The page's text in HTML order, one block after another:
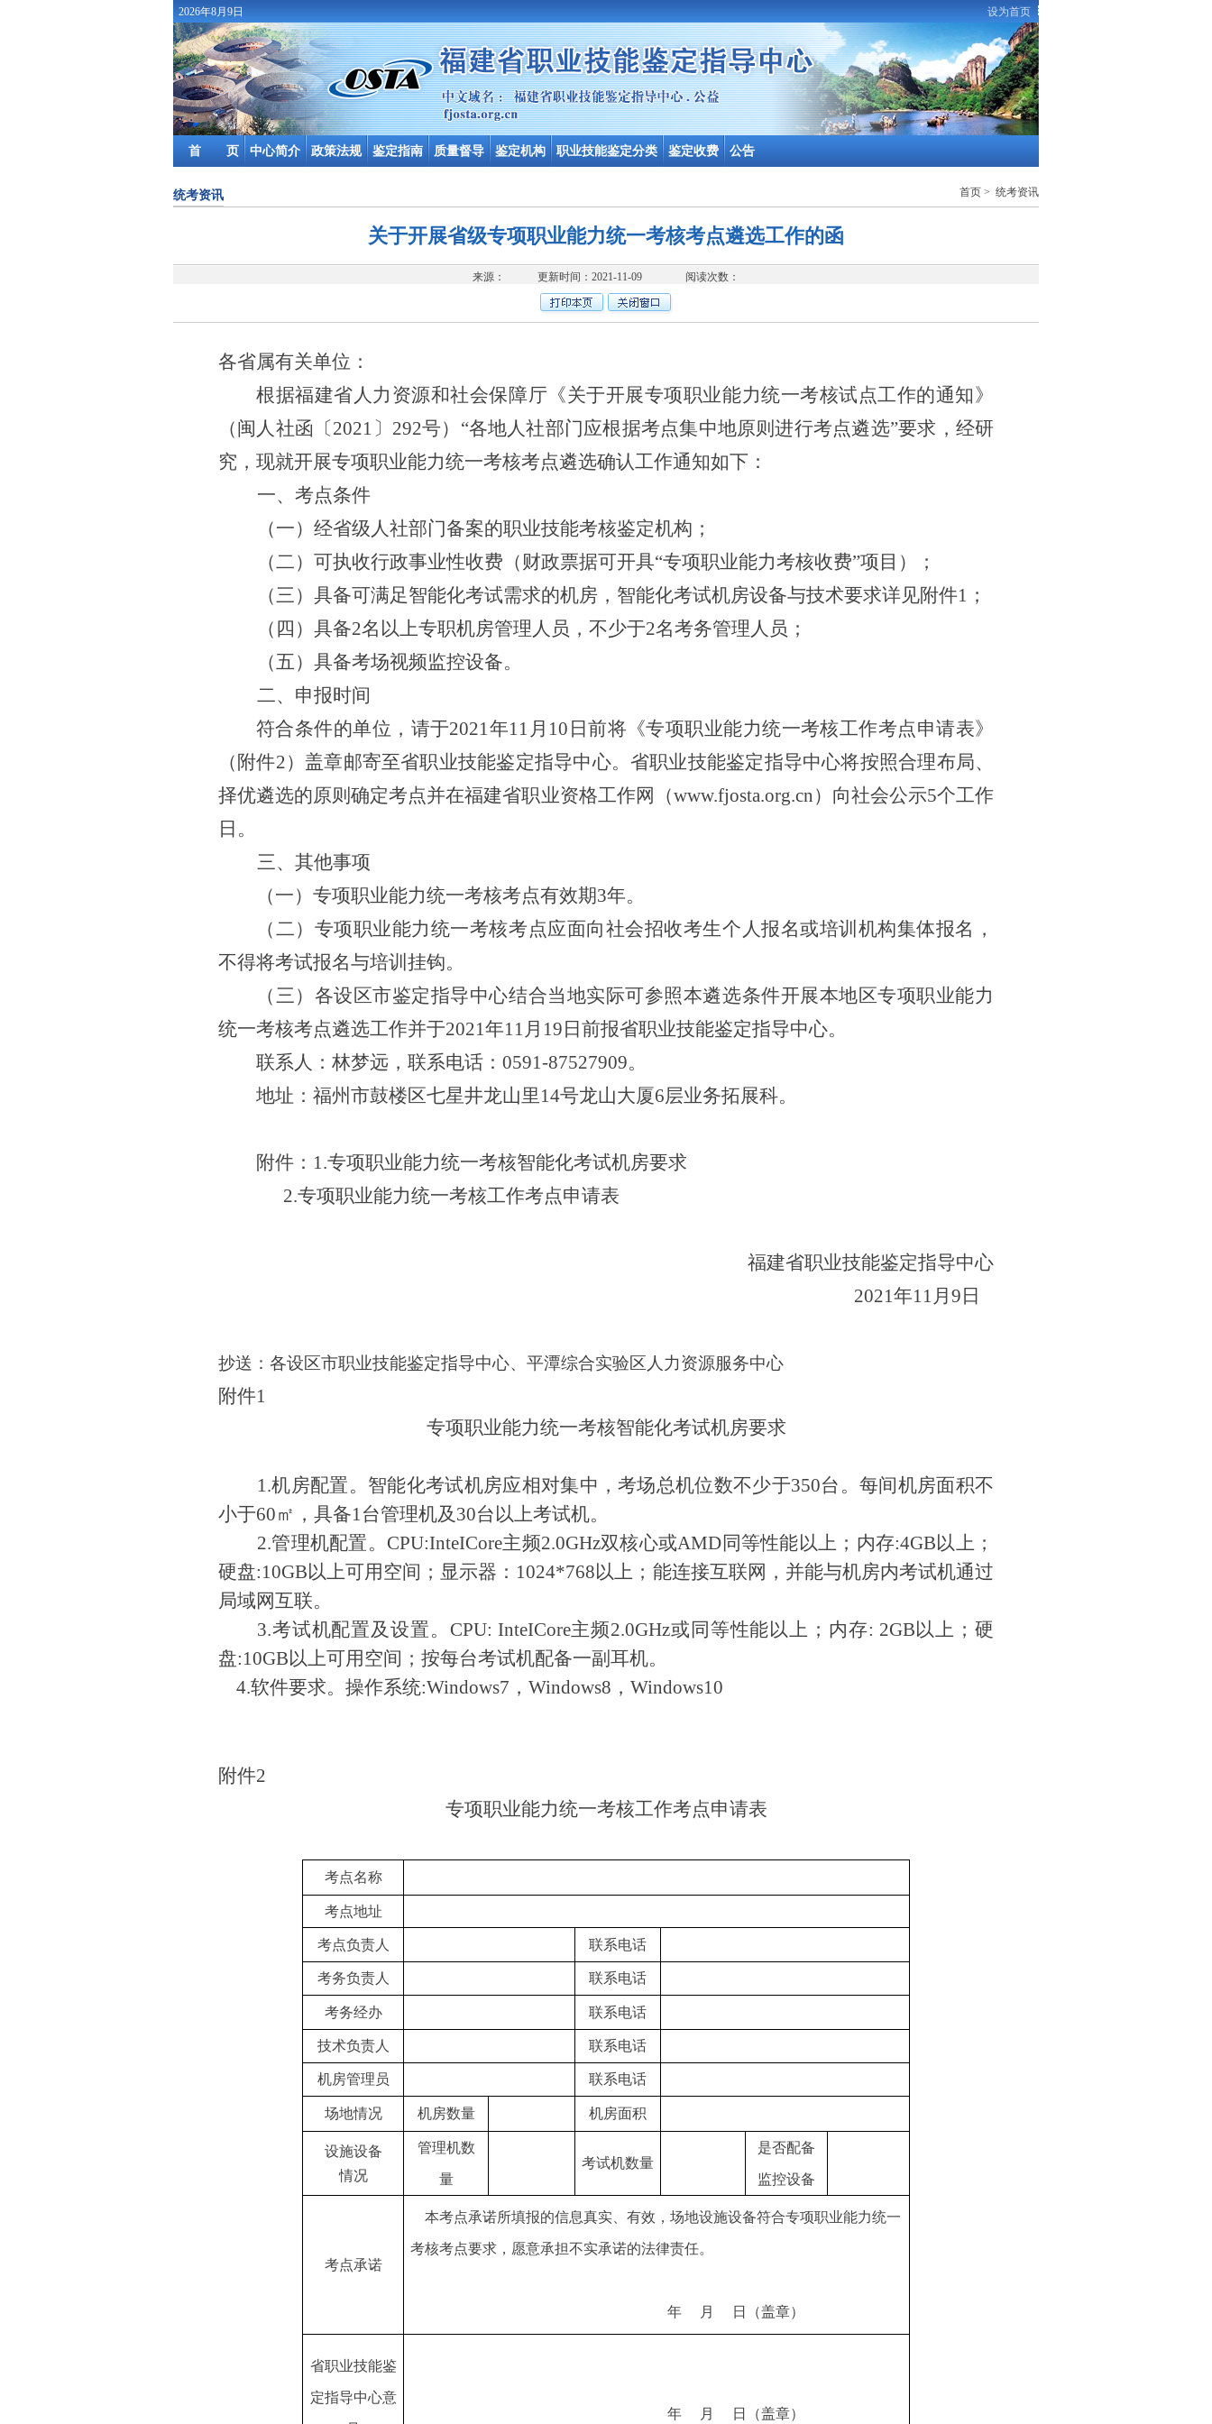
2026年8月9日 设为首页
首 页 中心简介 政策法规 鉴定指南 质量督导 鉴定机构 职业技能鉴定分类 鉴定收费 公告
统考资讯 首页 > 统考资讯
关于开展省级专项职业能力统一考核考点遴选工作的函
来源： 更新时间：2021-11-09 阅读次数：
各省属有关单位：
根据福建省人力资源和社会保障厅《关于开展专项职业能力统一考核试点工作的通知》
（闽人社函〔2021〕292号）“各地人社部门应根据考点集中地原则进行考点遴选”要求，经研
究，现就开展专项职业能力统一考核考点遴选确认工作通知如下：
一、考点条件
（一）经省级人社部门备案的职业技能考核鉴定机构；
（二）可执收行政事业性收费（财政票据可开具“专项职业能力考核收费”项目）；
（三）具备可满足智能化考试需求的机房，智能化考试机房设备与技术要求详见附件1；
（四）具备2名以上专职机房管理人员，不少于2名考务管理人员；
（五）具备考场视频监控设备。
二、申报时间
符合条件的单位，请于2021年11月10日前将《专项职业能力统一考核工作考点申请表》
（附件2）盖章邮寄至省职业技能鉴定指导中心。省职业技能鉴定指导中心将按照合理布局、
择优遴选的原则确定考点并在福建省职业资格工作网（www.fjosta.org.cn）向社会公示5个工作
日。
三、其他事项
（一）专项职业能力统一考核考点有效期3年。
（二）专项职业能力统一考核考点应面向社会招收考生个人报名或培训机构集体报名，
不得将考试报名与培训挂钩。
（三）各设区市鉴定指导中心结合当地实际可参照本遴选条件开展本地区专项职业能力
统一考核考点遴选工作并于2021年11月19日前报省职业技能鉴定指导中心。
联系人：林梦远，联系电话： 0591-87527909。
地址：福州市鼓楼区七星井龙山里14号龙山大厦6层业务拓展科。
附件： 1.专项职业能力统一考核智能化考试机房要求
2.专项职业能力统一考核工作考点申请表
福建省职业技能鉴定指导中心
2021年11月9日
抄送：各设区市职业技能鉴定指导中心、平潭综合实验区人力资源服务中心
附件1
专项职业能力统一考核智能化考试机房要求
1.机房配置。智能化考试机房应相对集中，考场总机位数不少于350台。每间机房面积不
小于60㎡，具备1台管理机及30台以上考试机。
2.管理机配置。CPU:InteICore主频2.0GHz双核心或AMD同等性能以上；内存:4GB以上；
硬盘:10GB以上可用空间；显示器：1024*768以上；能连接互联网，并能与机房内考试机通过
局域网互联。
3.考试机配置及设置。CPU: InteICore主频2.0GHz或同等性能以上；内存: 2GB以上；硬
盘:10GB以上可用空间；按每台考试机配备一副耳机。
4.软件要求。操作系统:Windows7，Windows8，Windows10
附件2
专项职业能力统一考核工作考点申请表
考点名称
考点地址
考点负责人 联系电话
考务负责人 联系电话
考务经办 联系电话
技术负责人 联系电话
机房管理员 联系电话
场地情况 机房数量 机房面积
设施设备
情况
管理机数
量
考试机数量
是否配备
监控设备
考点承诺
本考点承诺所填报的信息真实、有效，场地设施设备符合专项职业能力统一
考核考点要求，愿意承担不实承诺的法律责任。
年 月 日（盖章）
省职业技能鉴
定指导中心意
年 月 日（盖章）